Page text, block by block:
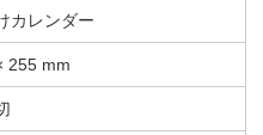
カレンダー
255 mm